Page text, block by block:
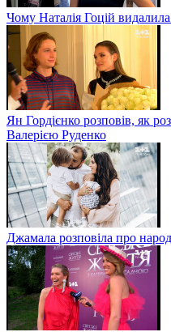
Чому Наталія Гоцій
Ян Гордієнко розповів, як
Валерією Руденко
Джамала розповіла про